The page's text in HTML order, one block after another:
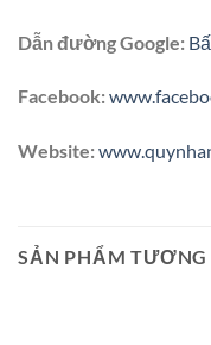
Dẫn đường Google:
Facebook:
Website:
SẢN PHẨM